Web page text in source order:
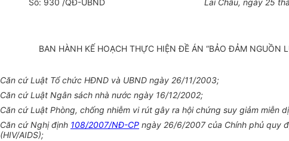
Số: 930 /QĐ-UBND
Lai Châu, ngày 25
BAN HÀNH KẾ HOẠCH THỰC HIỆN ĐỀ ÁN “BẢO ĐẢM
Căn cứ Luật Tổ chức HĐND và UBND ngày 26/11/2003;
Căn cứ Luật Ngân sách nhà nước ngày 16/12/2002;
Căn cứ Luật Phòng, chống nhiễm vi rút gây ra hội chứng suy giảm miễn
Căn cứ Nghị định 108/2007/NĐ-CP ngày 26/6/2007 của Chính phủ quy
(HIV/AIDS);